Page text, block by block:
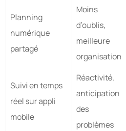
Planning
numérique
partagé
Moins
d’oublis,
meilleure
organisation
Suivi en temps
réel sur appli
mobile
Réactivité,
anticipation
des
problèmes